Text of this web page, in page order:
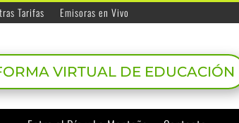
Tarifas Emisoras en Vivo
VIRTUAL DE EDUCACIÓN